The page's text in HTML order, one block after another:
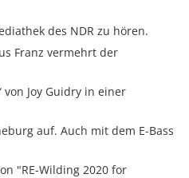
des NDR zu hören.
Franz vermehrt der
von Joy Guidry in einer
auf. Auch mit dem E-Bass
"RE-Wilding 2020 for